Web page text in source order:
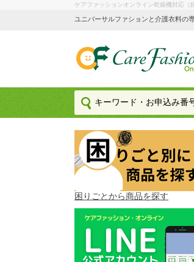
ケアファッションオンライン乾燥機対応（
ユニバーサルファションと介護衣料の
困りごとから商品を探す